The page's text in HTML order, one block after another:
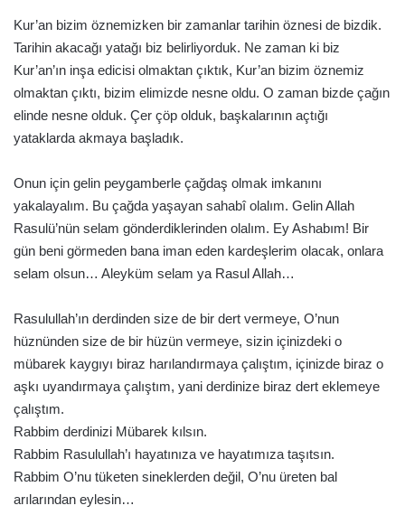
Kur’an bizim öznemizken bir zamanlar tarihin öznesi de bizdik.
Tarihin akacağı yatağı biz belirliyorduk. Ne zaman ki biz
Kur’an’ın inşa edicisi olmaktan çıktık, Kur’an bizim öznemiz
olmaktan çıktı, bizim elimizde nesne oldu. O zaman bizde çağın
elinde nesne olduk. Çer çöp olduk, başkalarının açtığı
yataklarda akmaya başladık.
Onun için gelin peygamberle çağdaş olmak imkanını
yakalayalım. Bu çağda yaşayan sahabî olalım. Gelin Allah
Rasulü’nün selam gönderdiklerinden olalım. Ey Ashabım! Bir
gün beni görmeden bana iman eden kardeşlerim olacak, onlara
selam olsun… Aleyküm selam ya Rasul Allah…
Rasulullah’ın derdinden size de bir dert vermeye, O’nun
hüznünden size de bir hüzün vermeye, sizin içinizdeki o
mübarek kaygıyı biraz harılandırmaya çalıştım, içinizde biraz o
aşkı uyandırmaya çalıştım, yani derdinize biraz dert eklemeye
çalıştım.
Rabbim derdinizi Mübarek kılsın.
Rabbim Rasulullah’ı hayatınıza ve hayatımıza taşıtsın.
Rabbim O’nu tüketen sineklerden değil, O’nu üreten bal
arılarından eylesin…